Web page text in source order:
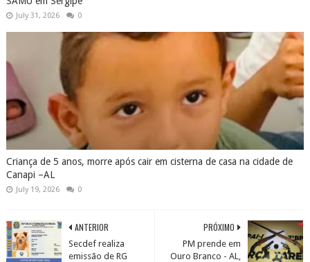
July 31, 2026 0
Criança de 5 anos, morre após cair em cisterna de casa na cidade de
Canapi –AL
July 19, 2026 0
PRÓXIMO
PM prende em
Ouro Branco - AL,
ANTERIOR
Secdef realiza
emissão de RG